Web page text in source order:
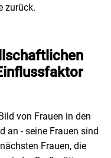
zurück.
von Frauen in den
an - seine Frauen sind
Frauen, die